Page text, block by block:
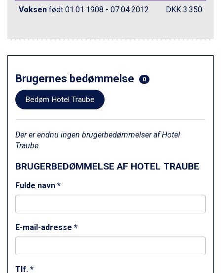
Arabba fra DKK 7.045
Saalbach fra DKK 5.945
Champoluc fra DKK 3.795
Sestriere fra DKK 4.395
Fieberbrunn fra DKK 6.145
St. Anton fra DKK 7.245
Canazei fra DKK 4.745
Ponte di Legno fra DKK 4.745
Alleghe fra DKK 5.595
Sauze dOulx fra DKK 4.045
Arabba fra DKK 7.045
Val Thorens fra DKK 5.395
Cervinia fra DKK 5.295
Voksen født 01.01.1908 - 07.04.2012 DKK 3.350
Brugernes bedømmelse 0
Bedøm Hotel Traube
Der er endnu ingen brugerbedømmelser af Hotel
Traube.
BRUGERBEDØMMELSE AF HOTEL TRAUBE
Fulde navn *
E-mail-adresse *
Tlf. *